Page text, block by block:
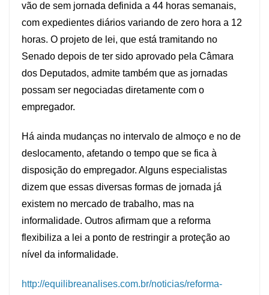
vão de sem jornada definida a 44 horas semanais,
com expedientes diários variando de zero hora a 12
horas. O projeto de lei, que está tramitando no
Senado depois de ter sido aprovado pela Câmara
dos Deputados, admite também que as jornadas
possam ser negociadas diretamente com o
empregador.
Há ainda mudanças no intervalo de almoço e no de
deslocamento, afetando o tempo que se fica à
disposição do empregador. Alguns especialistas
dizem que essas diversas formas de jornada já
existem no mercado de trabalho, mas na
informalidade. Outros afirmam que a reforma
flexibiliza a lei a ponto de restringir a proteção ao
nível da informalidade.
http://equilibreanalises.com.br/noticias/reforma-